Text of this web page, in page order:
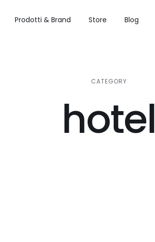
Prodotti & Brand Store Blog
CATEGORY
hotel